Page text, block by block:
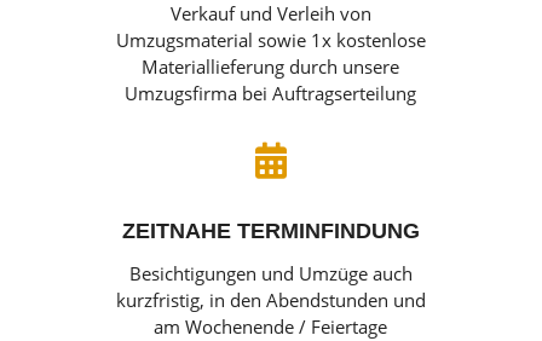
Verkauf und Verleih von
Umzugsmaterial sowie 1x kostenlose
Materiallieferung durch unsere
Umzugsfirma bei Auftragserteilung

ZEITNAHE TERMINFINDUNG
Besichtigungen und Umzüge auch
kurzfristig, in den Abendstunden und
am Wochenende / Feiertage